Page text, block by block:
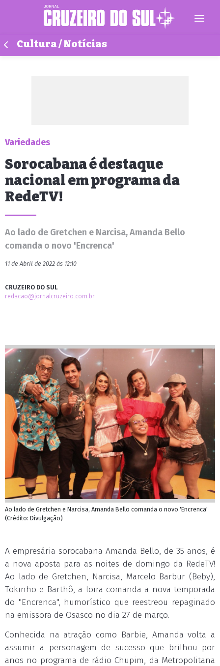
Cultura / Notícias
Variedades
Sorocabana é destaque
nacional em programa da
RedeTV!
Ao lado de Gretchen e Narcisa, Amanda Bello
comanda o novo 'Encrenca'
11 de Abril de 2022 às 12:10
CRUZEIRO DO SUL
redacao@jornalcruzeiro.com.br
Ao lado de Gretchen e Narcisa, Amanda Bello comanda o novo 'Encrenca'
(Crédito: Divulgação)
A empresária sorocabana Amanda Bello, de 35 anos, é
a nova aposta para as noites de domingo da RedeTV!
Ao lado de Gretchen, Narcisa, Marcelo Barbur (Beby),
Tokinho e Barthô, a loira comanda a nova temporada
do "Encrenca", humorístico que reestreou repaginado
na emissora de Osasco no dia 27 de março.
Conhecida na atração como Barbie, Amanda volta a
assumir a personagem de sucesso que brilhou por
anos no programa de rádio Chupim, da Metropolitana